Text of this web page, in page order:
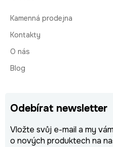
Kamenná prodejna
Kontakty
O nás
Blog
Odebírat newsletter
Vložte svůj e-mail a my
o nových produktech na